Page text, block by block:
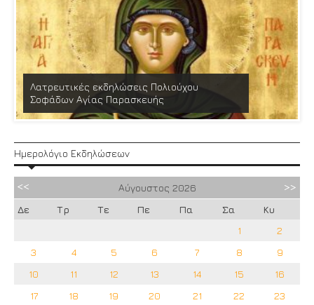
Λατρευτικές εκδηλώσεις Πολιούχου
Σοφάδων Αγίας Παρασκευής
Ημερολόγιο Εκδηλώσεων
Αύγουστος 2026
Δε
Τρ Τε Πε Πα Σα
Κυ
1
2
3
4 5 6 7 8
9
10
11 12 13 14 15
16
17
18 19 20 21 22
23